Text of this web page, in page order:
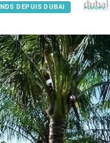
DEPUIS DUBAI